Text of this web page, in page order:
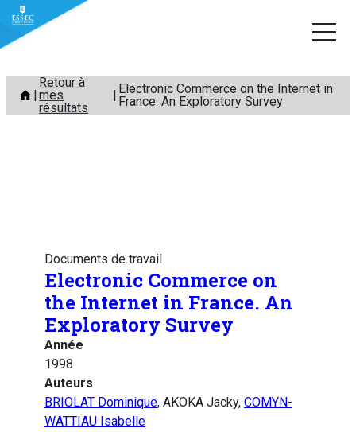
Aller
contenu
Retour à
mes
résultats
Electronic Commerce on the Internet in
France. An Exploratory Survey
Documents de travail
Electronic Commerce on
the Internet in France. An
Exploratory Survey
Année
1998
Auteurs
BRIOLAT Dominique, AKOKA Jacky, COMYN-
WATTIAU Isabelle